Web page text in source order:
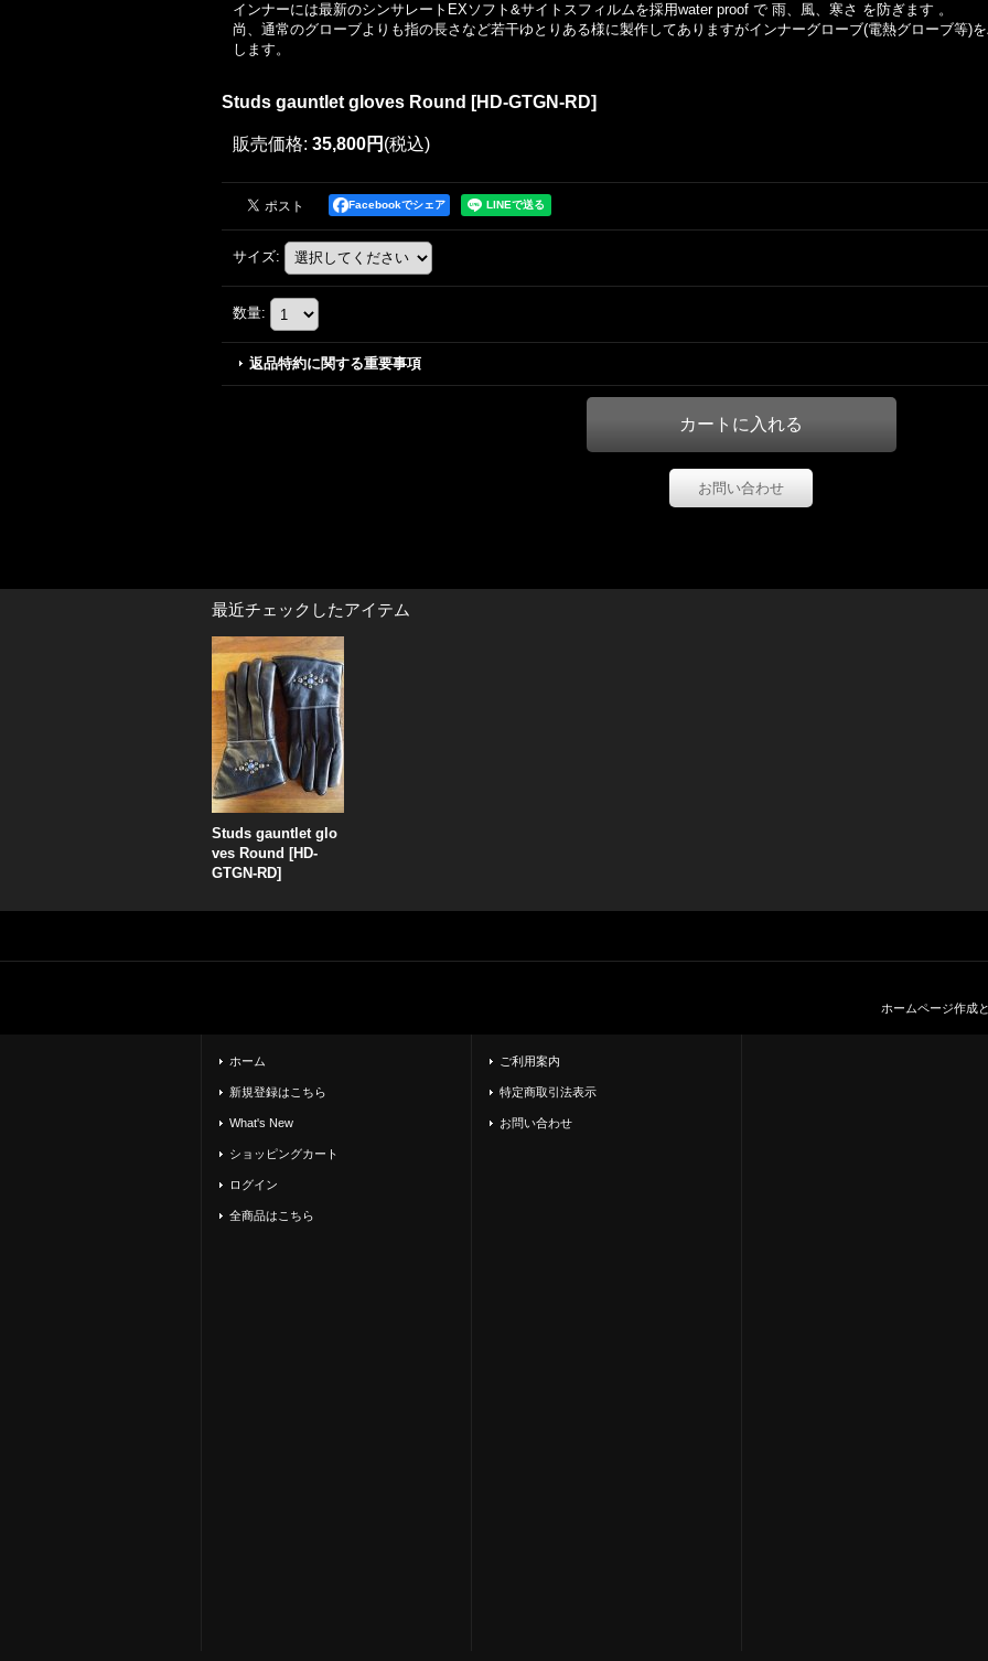
インナーには最新のシンサレートEXソフト&サイトスフィルムを採用water proof で 雨、風、寒さ を防ぎます 。
尚、通常のグローブよりも指の長さなど若干ゆとりある様に製作してありますがインナーグローブ(電熱グローブ等)
します。
Studs gauntlet gloves Round [HD-GTGN-RD]
販売価格: 35,800円 (税込)
Facebookでシェア
サイズ:
数量:
返品特約に関する重要事項
お問い合わせ
最近チェックしたアイテム
Studs gauntlet glo
ves Round [HD-
GTGN-RD]
ホームページ作成
ホーム
新規登録はこちら
What's New
ショッピングカート
ログイン
全商品はこちら
ご利用案内
特定商取引法表示
お問い合わせ